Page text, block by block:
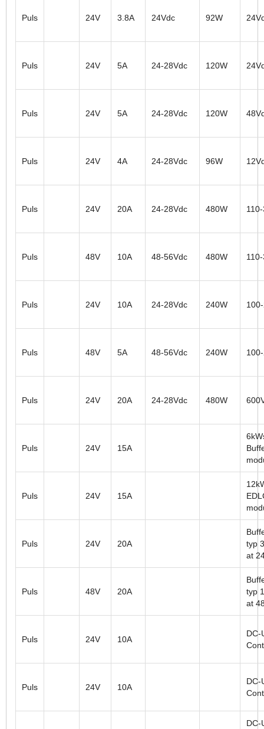
Puls 24V 3.8A 24Vdc 92W
Puls 24V 5A 24-28Vdc 120W
Puls 24V 5A 24-28Vdc 120W
Puls 24V 4A 24-28Vdc 96W
Puls 24V 20A 24-28Vdc 480W
Puls 48V 10A 48-56Vdc 480W
Puls 24V 10A 24-28Vdc 240W
Puls 48V 5A 48-56Vdc 240W
Puls 24V 20A 24-28Vdc 480W
Puls 24V 15A
Puls 24V 15A
Puls 24V 20A
typ
at
Puls 48V 20A
typ
at
Puls 24V 10A
DC-
Puls 24V 10A
DC-
DC-